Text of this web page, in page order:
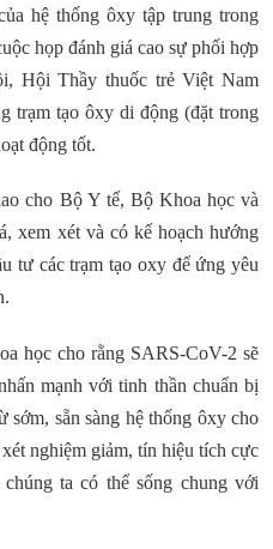
hệ thống ôxy tập trung trong
họp đánh giá cao sự phối hợp
Hội Thầy thuốc trẻ Việt Nam
trạm tạo ôxy di động (đặt trong
động tốt.
cho Bộ Y tế, Bộ Khoa học và
xem xét và có kế hoạch hướng
tư các trạm tạo oxy để ứng yêu
học cho rằng SARS-CoV-2 sẽ
mạnh với tinh thần chuẩn bị
sẵn sàng hệ thống ôxy cho
nghiệm giảm, tín hiệu tích cực
ta có thể sống chung với